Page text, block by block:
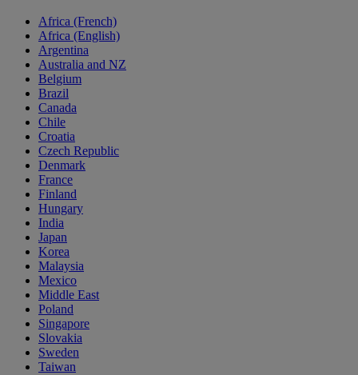
Africa (French)
Africa (English)
Argentina
Australia and NZ
Belgium
Brazil
Canada
Chile
Croatia
Czech Republic
Denmark
France
Finland
Hungary
India
Japan
Korea
Malaysia
Mexico
Middle East
Poland
Singapore
Slovakia
Sweden
Taiwan